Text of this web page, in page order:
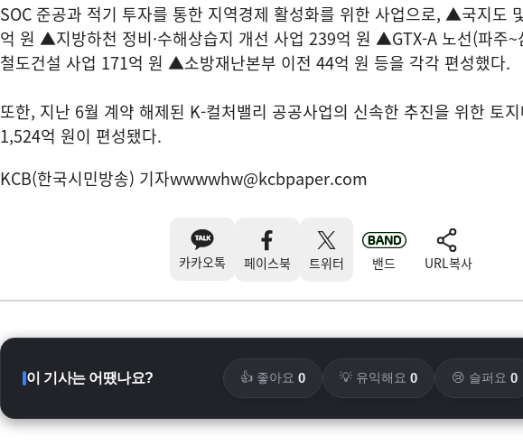
SOC 준공과 적기 투자를 통한 지역경제 활성화를 위한 사업으로, ▲국지도
억 원 ▲지방하천 정비·수해상습지 개선 사업 239억 원 ▲GTX-A 노선(파주
철도건설 사업 171억 원 ▲소방재난본부 이전 44억 원 등을 각각 편성했다.
또한, 지난 6월 계약 해제된 K-컬처밸리 공공사업의 신속한 추진을 위한 토
1,524억 원이 편성됐다.
KCB(한국시민방송) 기자wwwwhw@kcbpaper.com
카카오톡 페이스북 트위터 밴드 URL복사
이 기사는 어땠나요? 👍 좋아요 0 💡 유익해요 0 😢 슬퍼요 0